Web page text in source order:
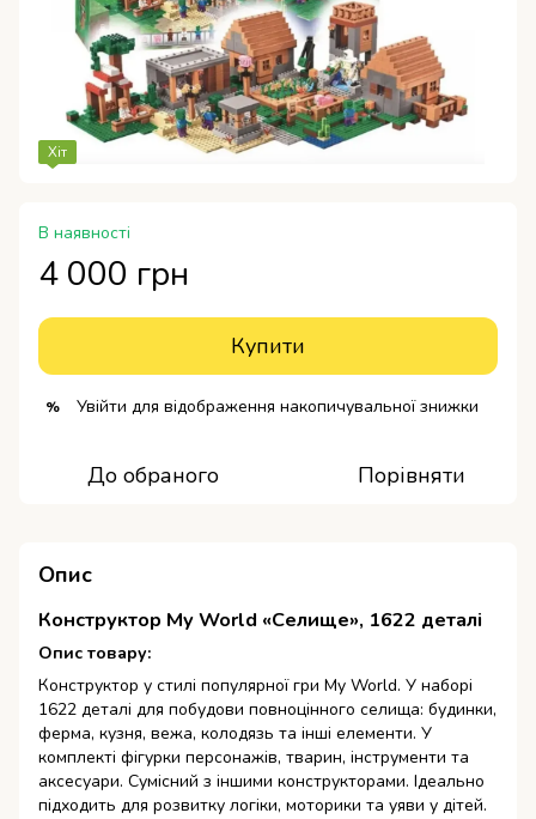
Хіт
В наявності
4 000 грн
Купити
% Увійти для відображення накопичувальної знижки
До обраного Порівняти
Опис
Конструктор My World «Селище», 1622 деталі
Опис товару:
Конструктор у стилі популярної гри My World. У наборі
1622 деталі для побудови повноцінного селища: будинки,
ферма, кузня, вежа, колодязь та інші елементи. У
комплекті фігурки персонажів, тварин, інструменти та
аксесуари. Сумісний з іншими конструкторами. Ідеально
підходить для розвитку логіки, моторики та уяви у дітей.